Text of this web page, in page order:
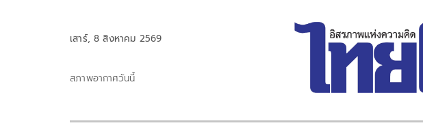
เสาร์, 8 สิงหาคม 2569
สภาพอากาศวันนี้